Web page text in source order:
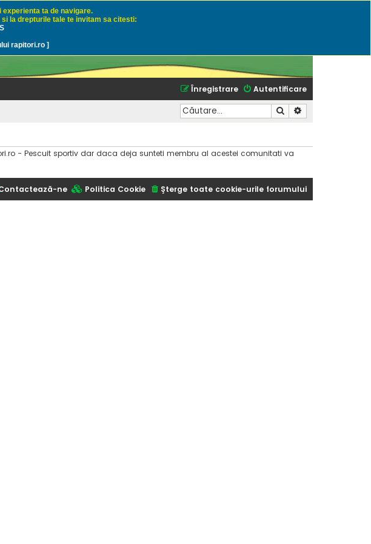
cu naluci sau momeli naturale
Autentificare
Înregistrare
Căutare
- Pescuit sportiv dar daca deja sunteti membru al acestei comunitati va
ta de navigare.
la drepturile tale te invitam sa citesti:
rapitori.ro ]
Şterge toate cookie-urile forumului
Politica Cookie
ne